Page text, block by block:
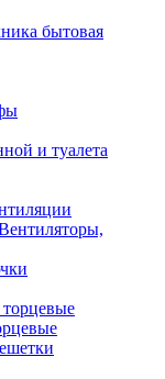
бытовая
и туалета